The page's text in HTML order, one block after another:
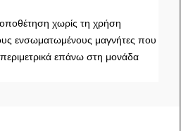
χωρίς τη χρήση
ενσωματωμένους μαγνήτες που
επάνω στη μονάδα